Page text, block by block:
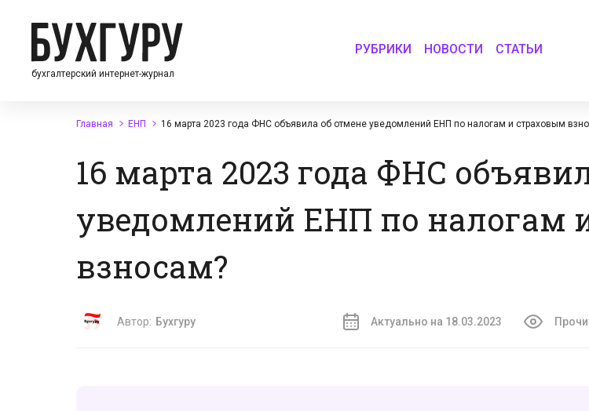
бухгалтерский интернет-журнал
РУБРИКИ НОВОСТИ СТАТЬИ
Главная ЕНП 16 марта 2023 года ФНС объявила об отмене уведомлений ЕНП по налогам и страховым
16 марта 2023 года ФНС
уведомлений ЕНП по налогам
взносам?
Автор: Бухгуру Актуально на 18.03.2023